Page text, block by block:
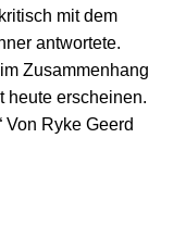
mit dem
antwortete.
Zusammenhang
heute erscheinen.
Von Ryke Geerd